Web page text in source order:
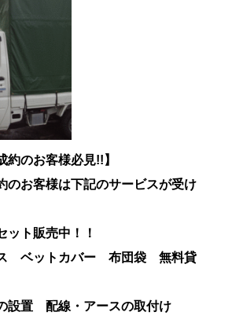
約のお客様必見!!】
のお客様は下記のサービスが受け
ット販売中！！
ス ベットカバー 布団袋 無料貸
設置 配線・アースの取付け